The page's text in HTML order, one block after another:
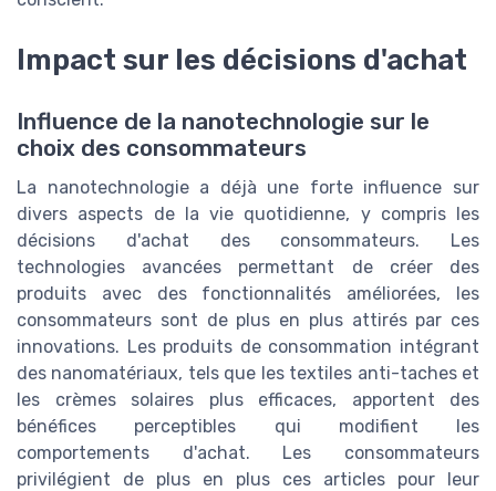
Impact sur les décisions d'achat
Influence de la nanotechnologie sur le
choix des consommateurs
La nanotechnologie a déjà une forte influence sur
divers aspects de la vie quotidienne, y compris les
décisions d'achat des consommateurs. Les
technologies avancées permettant de créer des
produits avec des fonctionnalités améliorées, les
consommateurs sont de plus en plus attirés par ces
innovations. Les produits de consommation intégrant
des nanomatériaux, tels que les textiles anti-taches et
les crèmes solaires plus efficaces, apportent des
bénéfices perceptibles qui modifient les
comportements d'achat. Les consommateurs
privilégient de plus en plus ces articles pour leur